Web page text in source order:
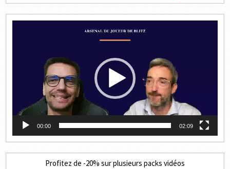
00:00 02:09
Profitez de -20% sur plusieurs packs vidéos